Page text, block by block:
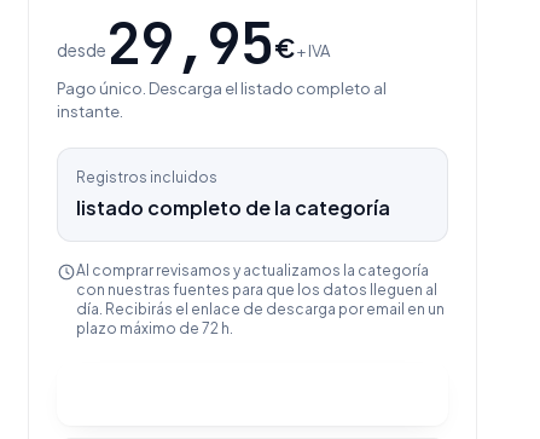
desde 29,95€+ IVA
Pago único. Descarga el listado completo al
instante.
Registros incluidos
listado completo de la categoría
Al comprar revisamos y actualizamos la categoría
con nuestras fuentes para que los datos lleguen al
día. Recibirás el enlace de descarga por email en un
plazo máximo de 72 h.